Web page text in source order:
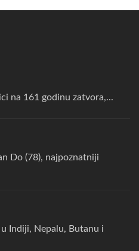
na 161 godinu zatvora,...
Do (78), najpoznatniji
Indiji, Nepalu, Butanu i